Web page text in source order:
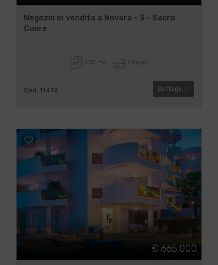
Negozio in vendita a Novara - 3 - Sacro
Cuore
230 mq 1 Bagni
Cod. 11412 Dettagli
€ 665.000